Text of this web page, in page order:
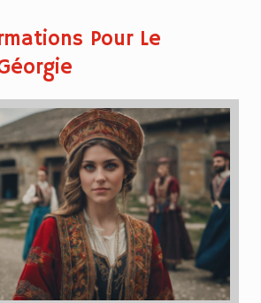
Pour Le